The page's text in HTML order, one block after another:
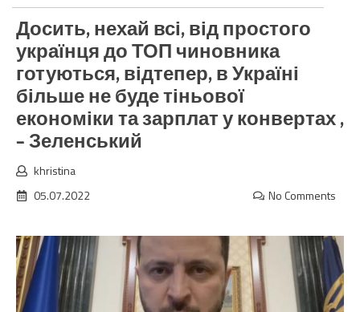
Досить, нехай всі, від простого
українця до ТОП чиновника
готуються, відтепер, в Україні
більше не буде тіньової
економіки та зарплат у конвертах ,
– Зеленський
khristina
05.07.2022
No Comments